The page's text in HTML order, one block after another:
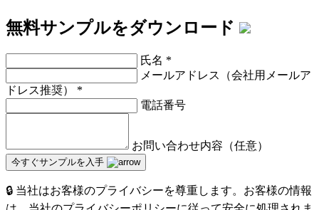
無料サンプルをダウンロード
氏名 *
メールアドレス（会社用メールア
ドレス推奨） *
電話番号
お問い合わせ内容（任意）
今すぐサンプルを入手
🔒 当社はお客様のプライバシーを尊重します。お客様の情報